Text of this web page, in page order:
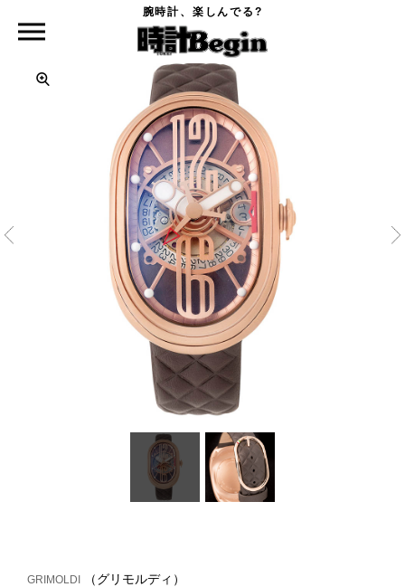
腕時計、楽しんでる?
GRIMOLDI G.T.O（グラン ティポ オーバル）
GRIMOLDI （グリモルディ）